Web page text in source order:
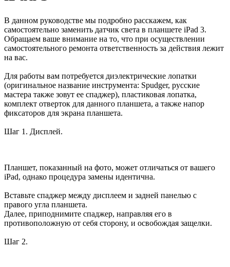
В данном руководстве мы подробно расскажем, как
самостоятельно заменить датчик света в планшете iPad 3.
Обращаем ваше внимание на то, что при осуществлении
самостоятельного ремонта ответственность за действия лежит
на вас.
Для работы вам потребуется диэлектрические лопатки
(оригинальное название инструмента: Spudger, русские
мастера также зовут ее спаджер), пластиковая лопатка,
комплект отверток для данного планшета, а также напор
фиксаторов для экрана планшета.
Шаг 1. Дисплей.
Планшет, показанный на фото, может отличаться от вашего
iPad, однако процедура замены идентична.
Вставьте спаджер между дисплеем и задней панелью с
правого угла планшета.
Далее, приподнимите спаджер, направляя его в
противоположную от себя сторону, и освобождая защелки.
Шаг 2.